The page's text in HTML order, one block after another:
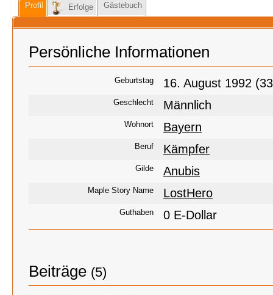
Profil Erfolge Gästebuch
Persönliche Informationen
Geburtstag 16. August 1992
Geschlecht Männlich
Wohnort Bayern
Beruf Kämpfer
Gilde Anubis
Maple Story Name LostHero
Guthaben 0 E-Dollar
Beiträge (5)